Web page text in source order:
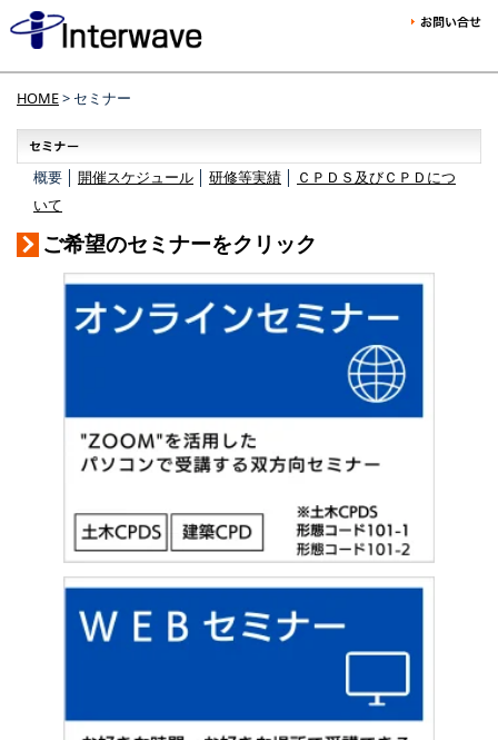
HOME> セミナー
概要 │ 開催スケジュール 研修等実績
ＣＰＤＳ及びＣＰＤにつ
いて
ご希望のセミナーをクリック